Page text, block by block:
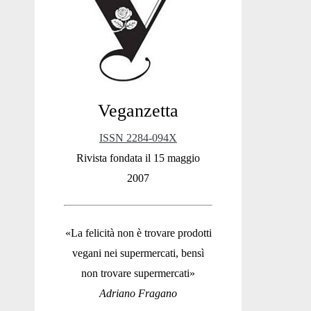
Sidebar
Veganzetta
ISSN 2284-094X
Rivista fondata il 15 maggio
2007
«La felicità non è trovare prodotti
vegani nei supermercati, bensì
non trovare supermercati»
Adriano Fragano